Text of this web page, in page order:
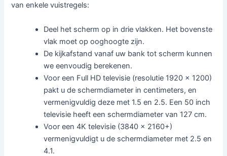
van enkele vuistregels:
Deel het scherm op in drie vlakken. Het bovenste
vlak moet op ooghoogte zijn.
De kijkafstand vanaf uw bank tot scherm kunnen
we eenvoudig berekenen.
Voor een Full HD televisie (resolutie 1920 x 1200)
pakt u de schermdiameter in centimeters, en
vermenigvuldig deze met 1.5 en 2.5. Een 50 inch
televisie heeft een schermdiameter van 127 cm.
Voor een 4K televisie (3840 x 2160+)
vermenigvuldigt u de schermdiameter met 2.5 en
4.1.